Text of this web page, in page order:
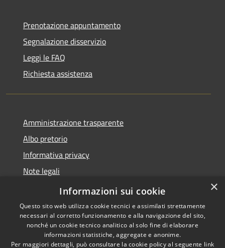
Prenotazione appuntamento
Segnalazione disservizio
Leggi le FAQ
Richiesta assistenza
Amministrazione trasparente
Albo pretorio
Informativa privacy
Note legali
Dichiarazione di accessibilità
Copyright © 2026 • Comune di
×
Informazioni sui cookie
Questo sito web utilizza cookie tecnici e assimilati strettamente
necessari al corretto funzionamento e alla navigazione del sito,
nonché un cookie tecnico analitico al solo fine di elaborare
informazioni statistiche, aggregate e anonime.
Per maggiori dettagli, può consultare la cookie policy al seguente link